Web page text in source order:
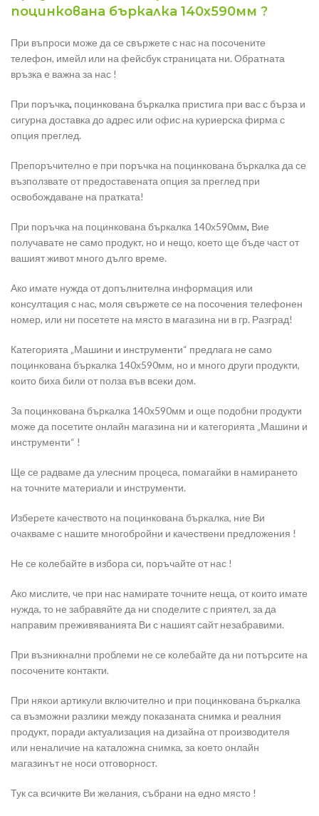
поцинкована бъркалка 140х590мм ?
При въпроси може да се свържете с нас на посочените
телефон, имейл или на фейсбук страницата ни. Обратната
връзка е важна за нас !
При поръчка, поцинкована бъркалка пристига при вас с бърза и
сигурна доставка до адрес или офис на куриерска фирма с
опция преглед.
Препоръчително е при поръчка на поцинкована бъркалка да се
възползвате от предоставената опция за преглед при
освобождаване на пратката!
При поръчка на поцинкована бъркалка 140х590мм, Вие
получавате не само продукт, но и нещо, което ще бъде част от
вашият живот много дълго време.
Ако имате нужда от допълнителна информация или
консултация с нас, моля свържете се на посочения телефонен
номер, или ни посетете на място в магазина ни в гр. Разград!
Категорията „Машини и инструменти“ предлага не само
поцинкована бъркалка 140х590мм, но и много други продукти,
които биха били от полза във всеки дом.
За поцинкована бъркалка 140х590мм и още подобни продукти
може да посетите онлайн магазина ни и категорията „Машини и
инструменти“ !
Ще се радваме да улесним процеса, помагайки в намирането
на точните материали и инструменти.
Изберете качеството на поцинкована бъркалка, ние Ви
очакваме с нашите многобройни и качествени предложения !
Не се колебайте в избора си, поръчайте от нас !
Ако мислите, че при нас намирате точните неща, от които имате
нужда, то не забравяйте да ни споделите с приятел, за да
направим преживяванията Ви с нашият сайт незабравими.
При възникнални проблеми не се колебайте да ни потърсите на
посочените контакти.
При някои артикули включително и при поцинкована бъркалка
са възможни разлики между показаната снимка и реалния
продукт, поради актуализация на дизайна от производителя
или неналичие на каталожна снимка, за което онлайн
магазинът не носи отговорност.
Тук са всичките Ви желания, събрани на едно място !